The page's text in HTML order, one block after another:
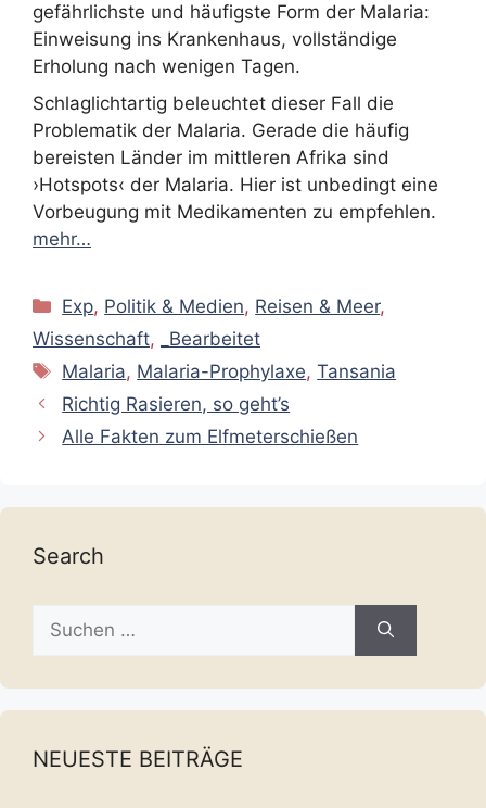
gefährlichste und häufigste Form der Malaria:
Einweisung ins Krankenhaus, vollständige
Erholung nach wenigen Tagen.
Schlaglichtartig beleuchtet dieser Fall die
Problematik der Malaria. Gerade die häufig
bereisten Länder im mittleren Afrika sind
›Hotspots‹ der Malaria. Hier ist unbedingt eine
Vorbeugung mit Medikamenten zu empfehlen.
mehr…
Kategorien
Exp, Politik & Medien, Reisen & Meer,
Wissenschaft,
_Bearbeitet
Schlagwörter
Malaria, Malaria-Prophylaxe,Tansania
Richtig Rasieren, so geht’s
Alle Fakten zum Elfmeterschießen
Search
nach:
NEUESTE BEITRÄGE